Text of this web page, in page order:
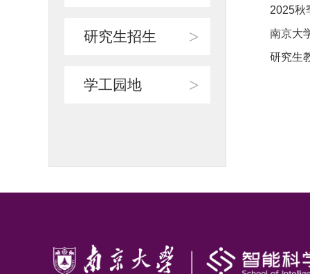
研究生招生 >
学工园地 >
2025秋
南京大
研究生